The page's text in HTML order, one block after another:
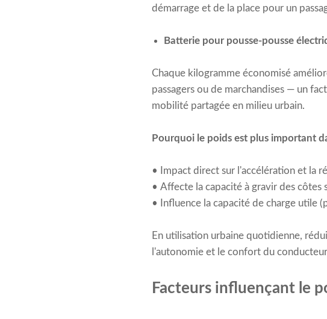
démarrage et de la place pour un
Batterie pour pousse-pousse
Chaque kilogramme économisé
passagers ou de marchandises — un
mobilité partagée en milieu urbain.
Pourquoi le poids est plus important
• Impact direct sur l'accélération et la
• Affecte la capacité à gravir des côtes
• Influence la capacité de charge utile
En utilisation urbaine quotidienne,
l'autonomie et le confort du
Facteurs influençant le